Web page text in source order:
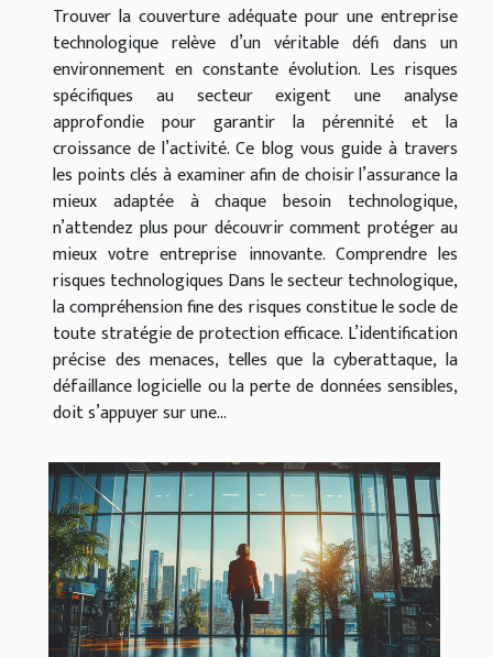
Trouver la couverture adéquate pour une entreprise
technologique relève d’un véritable défi dans un
environnement en constante évolution. Les risques
spécifiques au secteur exigent une analyse
approfondie pour garantir la pérennité et la
croissance de l’activité. Ce blog vous guide à travers
les points clés à examiner afin de choisir l’assurance la
mieux adaptée à chaque besoin technologique,
n’attendez plus pour découvrir comment protéger au
mieux votre entreprise innovante. Comprendre les
risques technologiques Dans le secteur technologique,
la compréhension fine des risques constitue le socle de
toute stratégie de protection efficace. L’identification
précise des menaces, telles que la cyberattaque, la
défaillance logicielle ou la perte de données sensibles,
doit s’appuyer sur une...